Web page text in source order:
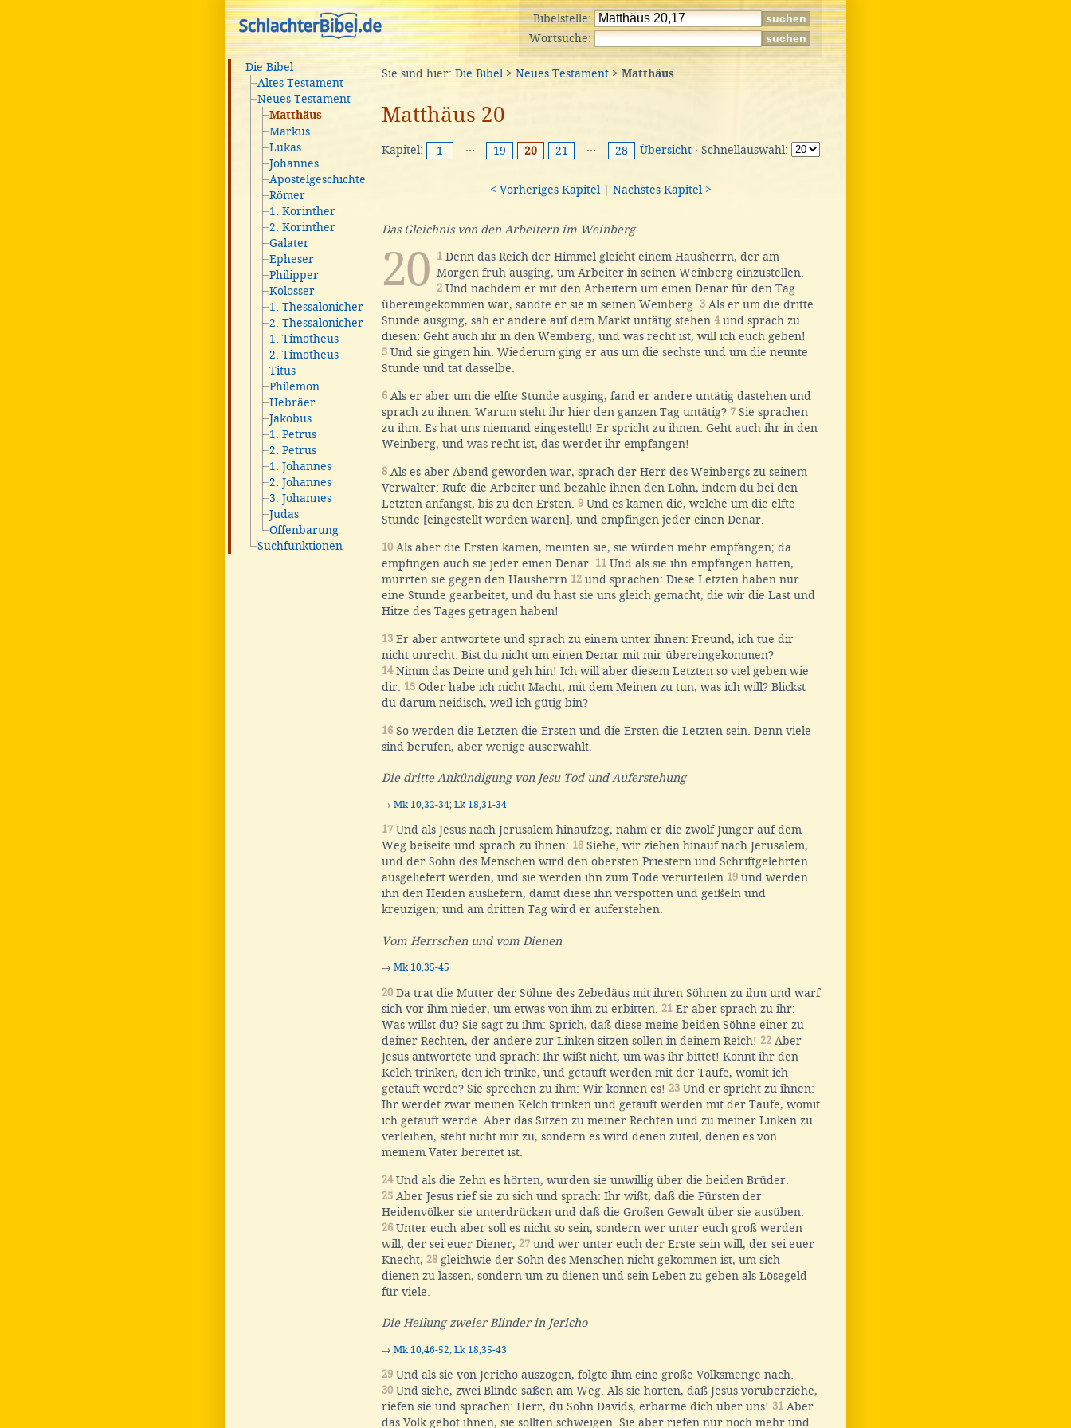
Bibelstelle:
Wortsuche:
Die Bibel
Altes Testament
Neues Testament
Matthäus
Markus
Lukas
Johannes
Apostelgeschichte
Römer
1. Korinther
2. Korinther
Galater
Epheser
Philipper
Kolosser
1. Thessalonicher
2. Thessalonicher
1. Timotheus
2. Timotheus
Titus
Philemon
Hebräer
Jakobus
1. Petrus
2. Petrus
1. Johannes
2. Johannes
3. Johannes
Judas
Offenbarung
Suchfunktionen
Sie sind hier: Die Bibel> Neues Testament>Matthäus
Matthäus 20
Kapitel: 1 ··· 19 20 21 ··· 28 Übersicht · Schnellauswahl:
< Vorheriges Kapitel Nächstes Kapitel >
Das Gleichnis von den Arbeitern im Weinberg
20 1 Denn das Reich der Himmel gleicht einem Hausherrn, der am
Morgen früh ausging, um Arbeiter in seinen Weinberg einzustellen.
2 Und nachdem er mit den Arbeitern um einen Denar für den Tag
übereingekommen war, sandte er sie in seinen Weinberg. 3 Als er um die dritte
Stunde ausging, sah er andere auf dem Markt untätig stehen 4und sprach zu
diesen: Geht auch ihr in den Weinberg, und was recht ist, will ich euch geben!
5 Und sie gingen hin. Wiederum ging er aus um die sechste und um die neunte
Stunde und tat dasselbe.
6 Als er aber um die elfte Stunde ausging, fand er andere untätig dastehen und
sprach zu ihnen: Warum steht ihr hier den ganzen Tag untätig? 7 Sie sprachen
zu ihm: Es hat uns niemand eingestellt! Er spricht zu ihnen: Geht auch ihr in den
Weinberg, und was recht ist, das werdet ihr empfangen!
8 Als es aber Abend geworden war, sprach der Herr des Weinbergs zu seinem
Verwalter: Rufe die Arbeiter und bezahle ihnen den Lohn, indem du bei den
Letzten anfängst, bis zu den Ersten. 9 Und es kamen die, welche um die elfte
Stunde [eingestellt worden waren], und empfingen jeder einen Denar.
10 Als aber die Ersten kamen, meinten sie, sie würden mehr empfangen; da
empfingen auch sie jeder einen Denar. 11 Und als sie ihn empfangen hatten,
murrten sie gegen den Hausherrn 12 und sprachen: Diese Letzten haben nur
eine Stunde gearbeitet, und du hast sie uns gleich gemacht, die wir die Last und
Hitze des Tages getragen haben!
13 Er aber antwortete und sprach zu einem unter ihnen: Freund, ich tue dir
nicht unrecht. Bist du nicht um einen Denar mit mir übereingekommen?
14Nimm das Deine und geh hin! Ich will aber diesem Letzten so viel geben wie
dir. 15 Oder habe ich nicht Macht, mit dem Meinen zu tun, was ich will? Blickst
du darum neidisch, weil ich gütig bin?
16 So werden die Letzten die Ersten und die Ersten die Letzten sein. Denn viele
sind berufen, aber wenige auserwählt.
Die dritte Ankündigung von Jesu Tod und Auferstehung
→ Mk 10,32-34; Lk 18,31-34
17 Und als Jesus nach Jerusalem hinaufzog, nahm er die zwölf Jünger auf dem
Weg beiseite und sprach zu ihnen: 18 Siehe, wir ziehen hinauf nach Jerusalem,
und der Sohn des Menschen wird den obersten Priestern und Schriftgelehrten
ausgeliefert werden, und sie werden ihn zum Tode verurteilen 19 und werden
ihn den Heiden ausliefern, damit diese ihn verspotten und geißeln und
kreuzigen; und am dritten Tag wird er auferstehen.
Vom Herrschen und vom Dienen
→ Mk 10,35-45
20 Da trat die Mutter der Söhne des Zebedäus mit ihren Söhnen zu ihm und warf
sich vor ihm nieder, um etwas von ihm zu erbitten. 21 Er aber sprach zu ihr:
Was willst du? Sie sagt zu ihm: Sprich, daß diese meine beiden Söhne einer zu
deiner Rechten, der andere zur Linken sitzen sollen in deinem Reich! 22 Aber
Jesus antwortete und sprach: Ihr wißt nicht, um was ihr bittet! Könnt ihr den
Kelch trinken, den ich trinke, und getauft werden mit der Taufe, womit ich
getauft werde? Sie sprechen zu ihm: Wir können es! 23 Und er spricht zu ihnen:
Ihr werdet zwar meinen Kelch trinken und getauft werden mit der Taufe, womit
ich getauft werde. Aber das Sitzen zu meiner Rechten und zu meiner Linken zu
verleihen, steht nicht mir zu, sondern es wird denen zuteil, denen es von
meinem Vater bereitet ist.
24Und als die Zehn es hörten, wurden sie unwillig über die beiden Brüder.
25 Aber Jesus rief sie zu sich und sprach: Ihr wißt, daß die Fürsten der
Heidenvölker sie unterdrücken und daß die Großen Gewalt über sie ausüben.
26 Unter euch aber soll es nicht so sein; sondern wer unter euch groß werden
will, der sei euer Diener, 27 und wer unter euch der Erste sein will, der sei euer
Knecht, 28 gleichwie der Sohn des Menschen nicht gekommen ist, um sich
dienen zu lassen, sondern um zu dienen und sein Leben zu geben als Lösegeld
für viele.
Die Heilung zweier Blinder in Jericho
→ Mk 10,46-52; Lk 18,35-43
29 Und als sie von Jericho auszogen, folgte ihm eine große Volksmenge nach.
30 Und siehe, zwei Blinde saßen am Weg. Als sie hörten, daß Jesus vorüberziehe,
riefen sie und sprachen: Herr, du Sohn Davids, erbarme dich über uns! 31 Aber
das Volk gebot ihnen, sie sollten schweigen. Sie aber riefen nur noch mehr und